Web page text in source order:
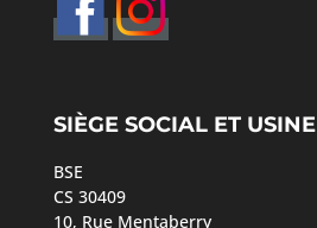
SIÈGE SOCIAL ET USINE
BSE
CS 30409
10, Rue Mentaberry